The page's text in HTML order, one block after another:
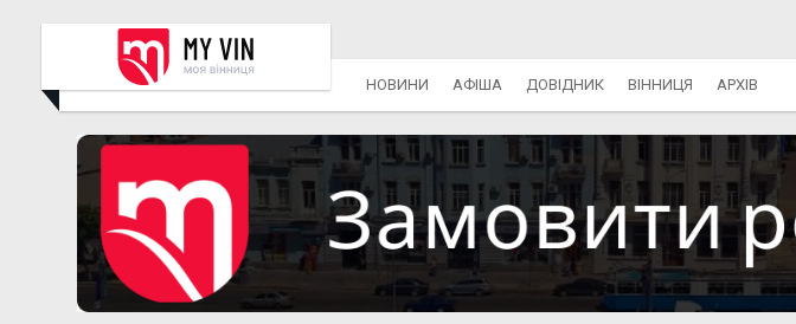
НОВИНИ АФІША ДОВІДНИК ВІННИЦЯ АРХІВ